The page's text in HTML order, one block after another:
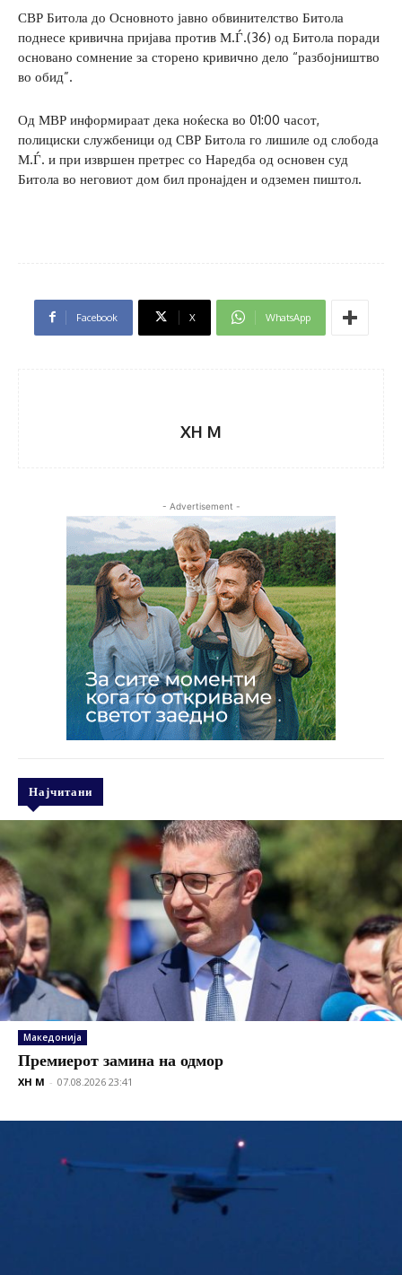
СВР Битола до Основното јавно обвинителство Битола
поднесе кривична пријава против М.Ѓ.(36) од Битола поради
основано сомнение за сторено кривично дело “разбојништво
во обид”.
Од МВР информираат дека ноќеска во 01:00 часот,
полициски службеници од СВР Битола го лишиле од слобода
М.Ѓ. и при извршен претрес со Наредба од основен суд
Битола во неговиот дом бил пронајден и одземен пиштол.
Facebook X WhatsApp
XH M
- Advertisement -
Најчитани
Македонија
Премиерот замина на одмор
XH M - 07.08.2026 23:41